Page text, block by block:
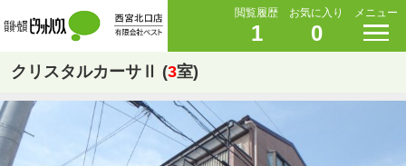
閲覧履歴
1
お気に入り
0
メニュー
クリスタルカーサⅡ (3室)